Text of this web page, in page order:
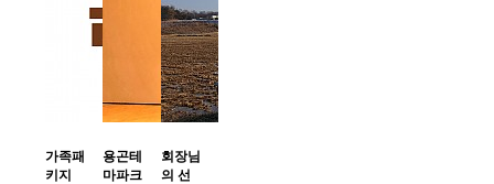
가족패
키지
용곤테
마파크
회장님
의 선